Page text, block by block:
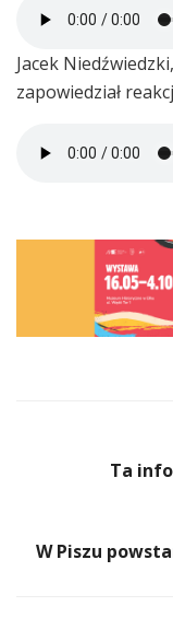
Jacek
zapowiedział
Ta
W Piszu